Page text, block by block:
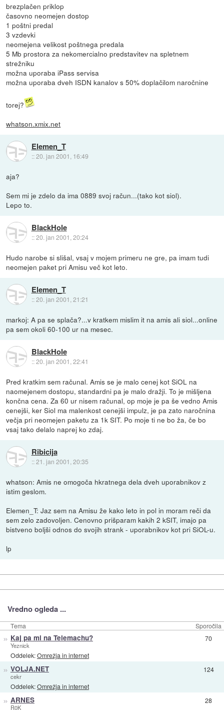
brezplačen priklop
časovno neomejen dostop
1 poštni predal
3 vzdevki
neomejena velikost poštnega predala
5 Mb prostora za nekomercialno predstavitev na spletnem
strežniku
možna uporaba iPass servisa
možna uporaba dveh ISDN kanalov s 50% doplačilom naročnine
torej?
whatson.xmix.net
Elemen_T
::20. jan 2001, 16:49
aja?
Sem mi je zdelo da ima 0889 svoj račun...(tako kot siol).
Lepo to.
BlackHole
::20. jan 2001, 20:24
Hudo narobe si slišal, vsaj v mojem primeru ne gre, pa imam tudi
neomejen paket pri Amisu več kot leto.
Elemen_T
::20. jan 2001, 21:21
markoj: A pa se splača?...v kratkem mislim it na amis ali siol...online
pa sem okoli 60-100 ur na mesec.
BlackHole
::20. jan 2001, 22:41
Pred kratkim sem računal. Amis se je malo cenej kot SiOL na
naomejenem dostopu, standardni pa je malo dražji. To je mišljena
končna cena. Za 60 ur nisem računal, op moje je pa še vedno Amis
cenejši, ker Siol ma malenkost cenejši impulz, je pa zato naročnina
večja pri neomejen paketu za 1k SIT. Po moje ti ne bo ža, če bo
vsaj tako delalo naprej ko zdaj.
Ribicija
::21. jan 2001, 20:35
whatson: Amis ne omogoča hkratnega dela dveh uporabnikov z
istim geslom.
Elemen_T: Jaz sem na Amisu že kako leto in pol in moram reči da
sem zelo zadovoljen. Cenovno prišparam kakih 2 kSIT, imajo pa
bistveno boljši odnos do svojih strank - uporabnikov kot pri SiOL-u.
lp
Vredno ogleda ...
Tema Sporočila
» Kaj pa mi na Telemachu?
Yeznick
Oddelek:Omrežja in internet
70
» VOLJA.NET
cekr
Oddelek:Omrežja in internet
124
» ARNES
R0K
28